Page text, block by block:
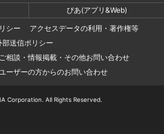
ぴあ(アプリ&Web)
シー
アクセスデータの利用・著作権等
部送信ポリシー
相談・情報掲載・その他お問い合わせ
ーザーの方からのお問い合わせ
Corporation. All Rights Reserved.